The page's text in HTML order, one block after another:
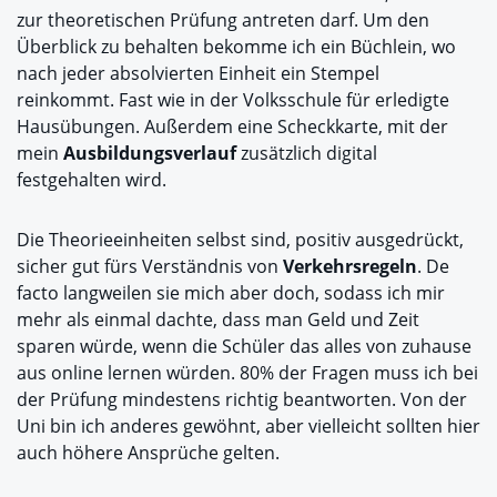
zur theoretischen Prüfung antreten darf. Um den
Überblick zu behalten bekomme ich ein Büchlein, wo
nach jeder absolvierten Einheit ein Stempel
reinkommt. Fast wie in der Volksschule für erledigte
Hausübungen. Außerdem eine Scheckkarte, mit der
mein Ausbildungsverlaufzusätzlich digital
festgehalten wird.
Die Theorieeinheiten selbst sind, positiv ausgedrückt,
sicher gut fürs Verständnis von Verkehrsregeln. De
facto langweilen sie mich aber doch, sodass ich mir
mehr als einmal dachte, dass man Geld und Zeit
sparen würde, wenn die Schüler das alles von zuhause
aus online lernen würden. 80% der Fragen muss ich bei
der Prüfung mindestens richtig beantworten. Von der
Uni bin ich anderes gewöhnt, aber vielleicht sollten hier
auch höhere Ansprüche gelten.